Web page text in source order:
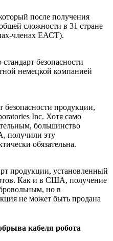
после получения
сложности в 31 стране
членах ЕАСТ).
безопасности
немецкой компанией
безопасности продукции,
Inc. Хотя само
большинство
получили эту
обязательна.
продукции, установленный
Как и в США, получение
но в
не может быть продана
кабеля робота